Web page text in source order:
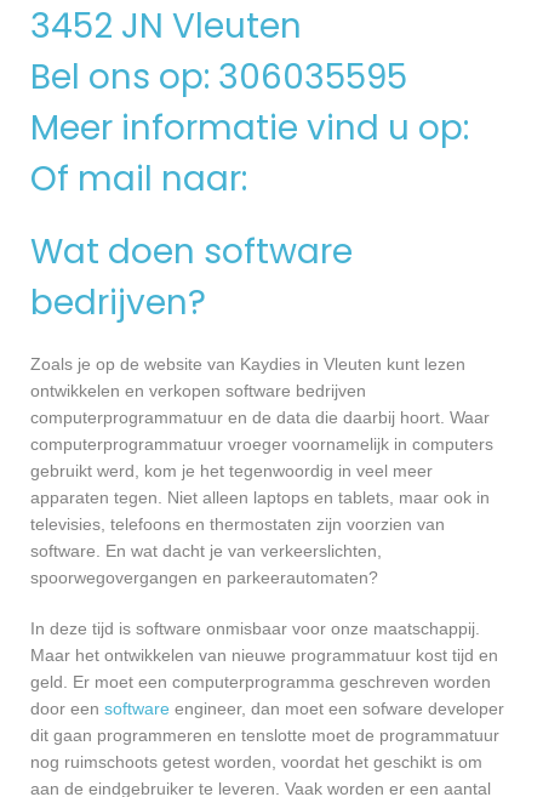
3452 JN Vleuten
Bel ons op: 306035595
Meer informatie vind u op:
Of mail naar:
Wat doen software
bedrijven?
Zoals je op de website van Kaydies in Vleuten kunt lezen
ontwikkelen en verkopen software bedrijven
computerprogrammatuur en de data die daarbij hoort. Waar
computerprogrammatuur vroeger voornamelijk in computers
gebruikt werd, kom je het tegenwoordig in veel meer
apparaten tegen. Niet alleen laptops en tablets, maar ook in
televisies, telefoons en thermostaten zijn voorzien van
software. En wat dacht je van verkeerslichten,
spoorwegovergangen en parkeerautomaten?
In deze tijd is software onmisbaar voor onze maatschappij.
Maar het ontwikkelen van nieuwe programmatuur kost tijd en
geld. Er moet een computerprogramma geschreven worden
door een software engineer, dan moet een sofware developer
dit gaan programmeren en tenslotte moet de programmatuur
nog ruimschoots getest worden, voordat het geschikt is om
aan de eindgebruiker te leveren. Vaak worden er een aantal